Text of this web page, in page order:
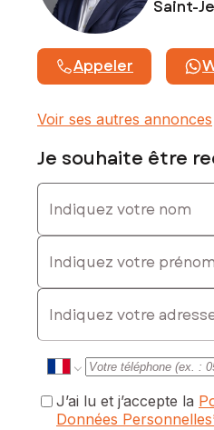
Tél. : 0667650139, E-mail :
- Agent commercial
Saint-
Appeler
Voir ses autres annonces
Je souhaite être
Indiquez votre nom
Indiquez votre prénom
E-mail
J’ai lu et j’accepte la
Données Personnelles